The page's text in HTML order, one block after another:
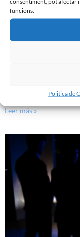
funcions.
Politica de
30 de juliol de 2026
Leer más »